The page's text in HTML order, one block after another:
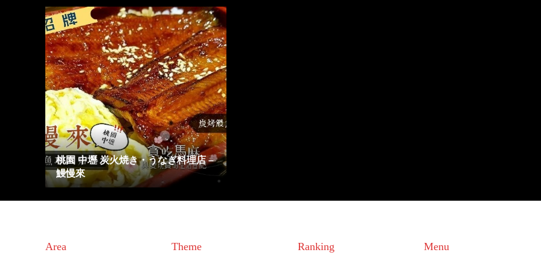
桃園 中壢 炭火焼き・うなぎ料理店 –
鰻慢來
Area Theme Ranking Menu